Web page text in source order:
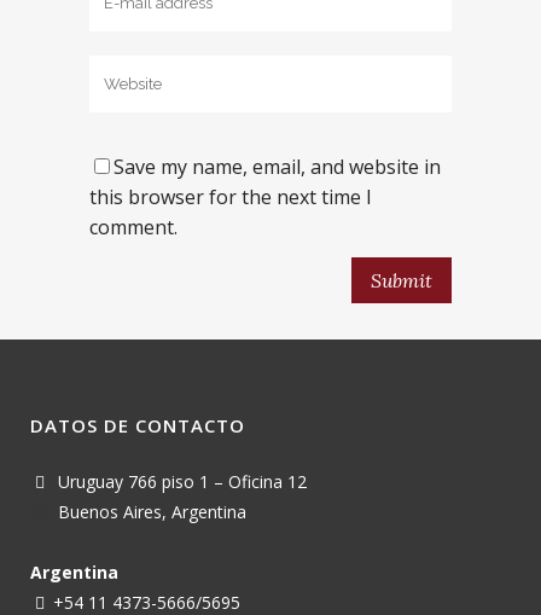
Save my name, email, and website in
this browser for the next time I
comment.
DATOS DE CONTACTO
Uruguay 766 piso 1 – Oficina 12
Buenos Aires, Argentina
Argentina
+54 11 4373-5666/5695